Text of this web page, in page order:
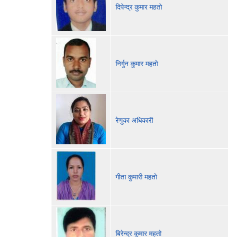
दिपेन्द्र कुमार महतो
निर्गुन कुमार महतो
रेणुका अधिकारी
गीता कुमारी महतो
बिरेन्द्र कुमार महतो